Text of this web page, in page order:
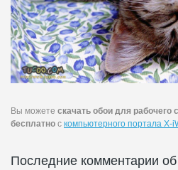
Вы можете скачать обои для
бесплатно с компьютерного портала X-
Последние комментарии